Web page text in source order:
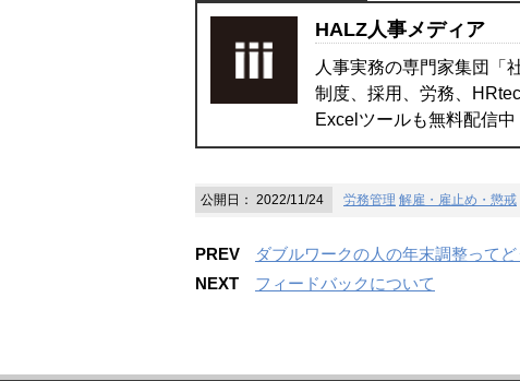
HALZ人事メディア
人事実務の専門家集団「
制度、採用、労務、
Excelツールも無料配信中
公開日： 2022/11/24 労務管理 解雇・雇止め・懲戒
PREV
ダブルワークの人の年末調整ってど
NEXT
フィードバックについて